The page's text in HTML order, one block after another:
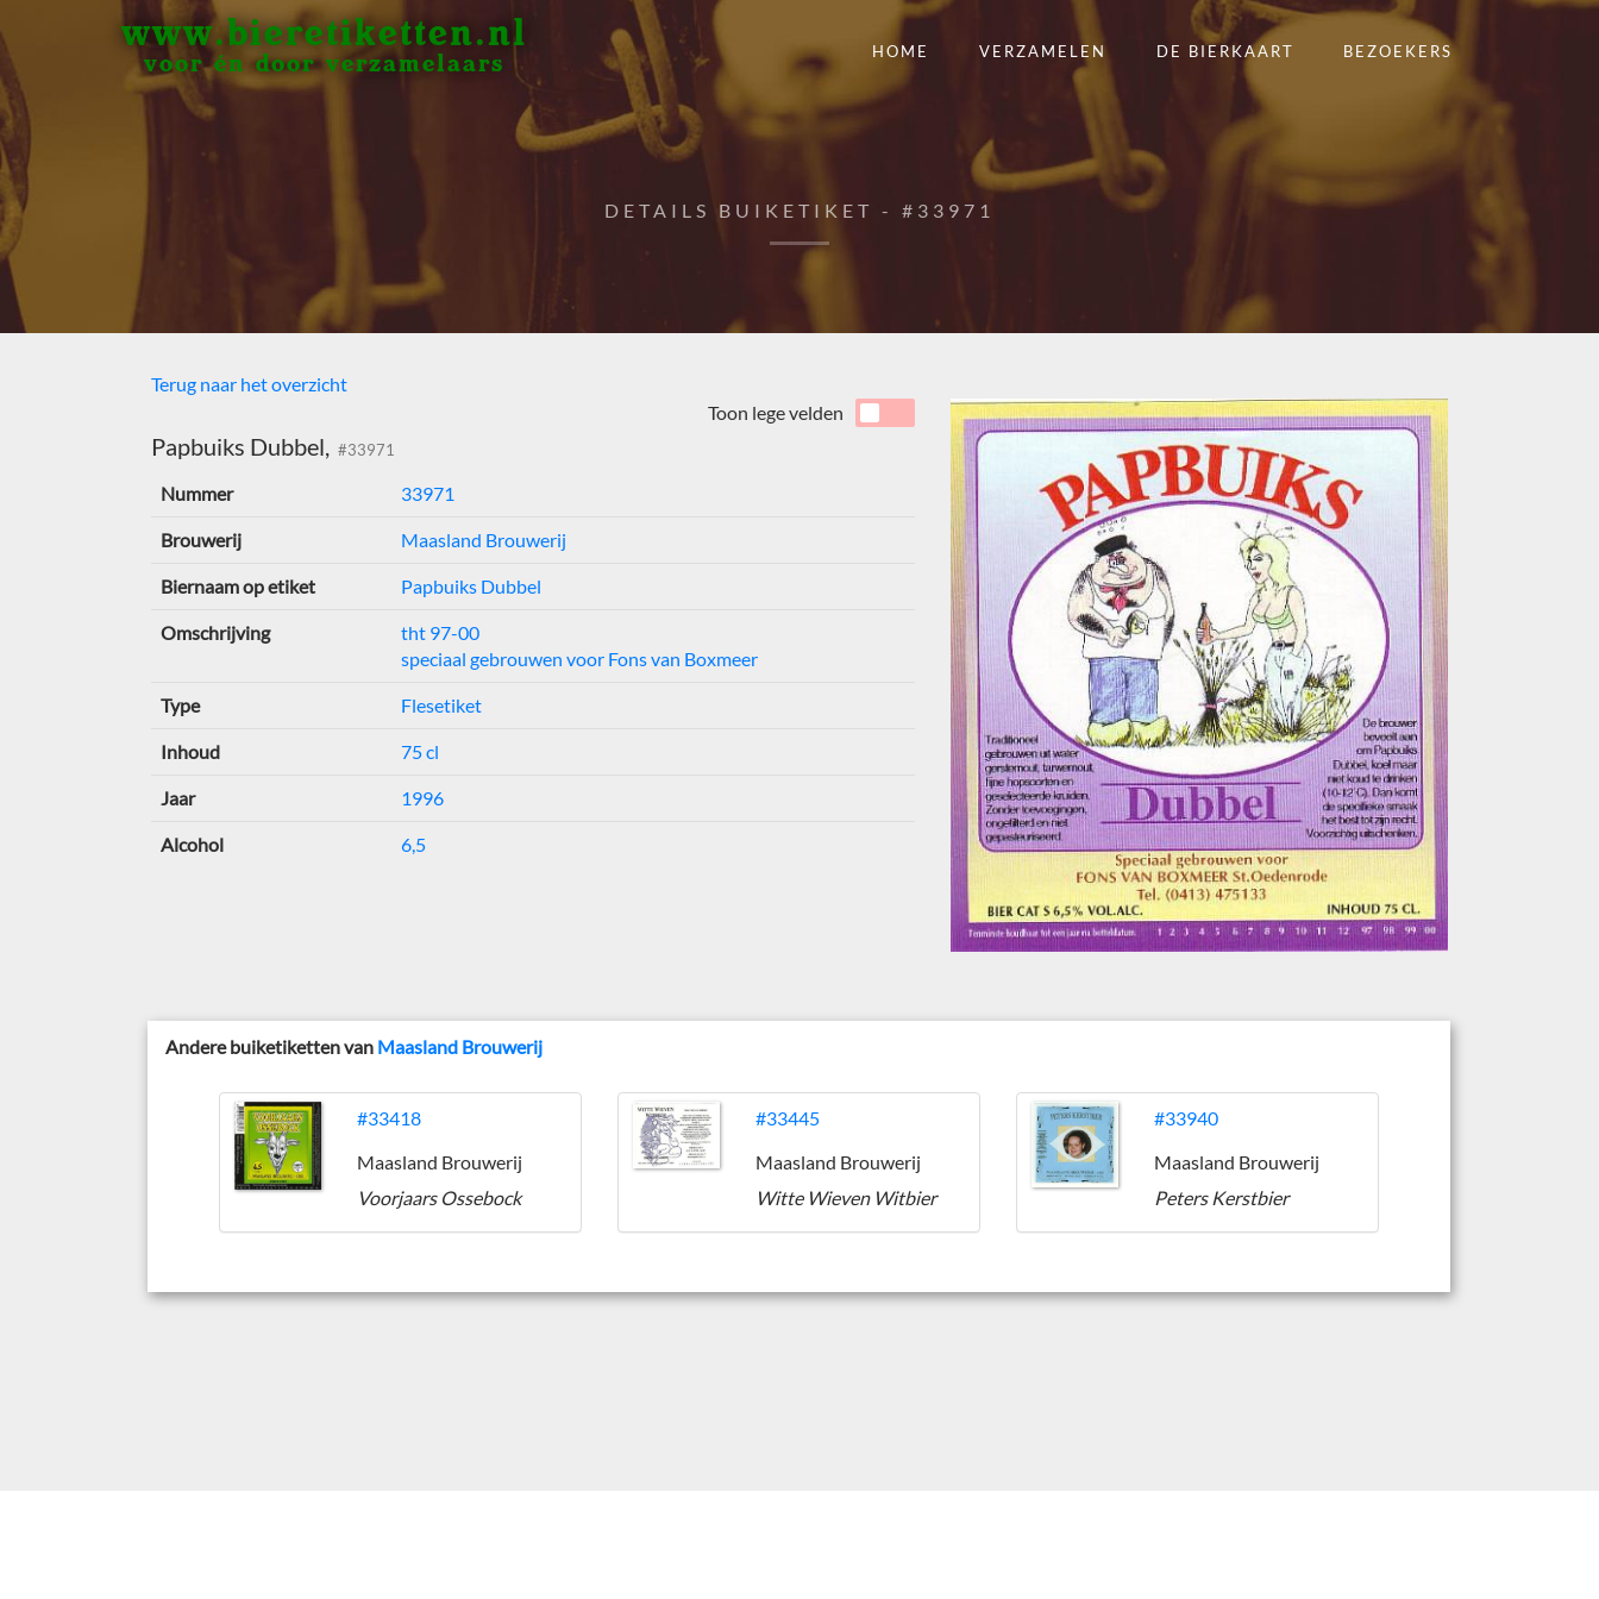
www.bieretiketten.nl
voor én door verzamelaars
HOME VERZAMELEN DE BIERKAART BEZOEKERS
DETAILS BUIKETIKET - #33971
Terug naar het overzicht
Papbuiks Dubbel, #33971
Toon lege velden
Nummer 33971
Brouwerij Maasland Brouwerij
Biernaam op etiket Papbuiks Dubbel
Omschrijving
tht 97-00
speciaal gebrouwen voor Fons van Boxmeer
Type Flesetiket
Inhoud 75 cl
Jaar 1996
Alcohol 6,5
Andere buiketiketten van Maasland Brouwerij
#33418
Maasland Brouwerij
Voorjaars Ossebock
#33445
Maasland Brouwerij
Witte Wieven Witbier
#33940
Maasland Brouwerij
Peters Kerstbier